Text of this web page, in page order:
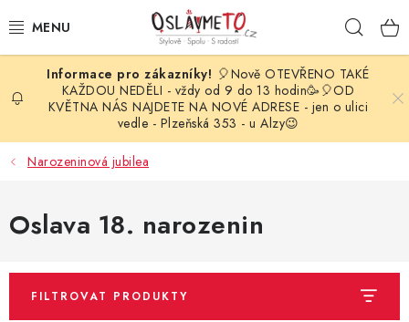
na
OSLAVA NAROZENIN
STYLOVÁ PARTY
DEKORACE A VÝZDOBA
BALÓNKY
🎈Nově OTEVŘENO TAKÉ
KAŽDOU NEDĚLI - vždy od 9 do 13 hodin🥳🎈OD
KVĚTNA NÁS NAJDETE NA NOVÉ ADRESE - jen o ulici
vedle - Plzeňská 353 - u Alzy😉
Narozeninová jubilea
Oslava 18. narozenin
FILTROVAT PRODUKTY